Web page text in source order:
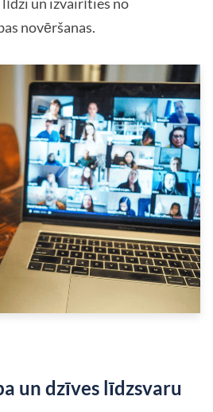
novēršanas.
un dzīves līdzsvaru